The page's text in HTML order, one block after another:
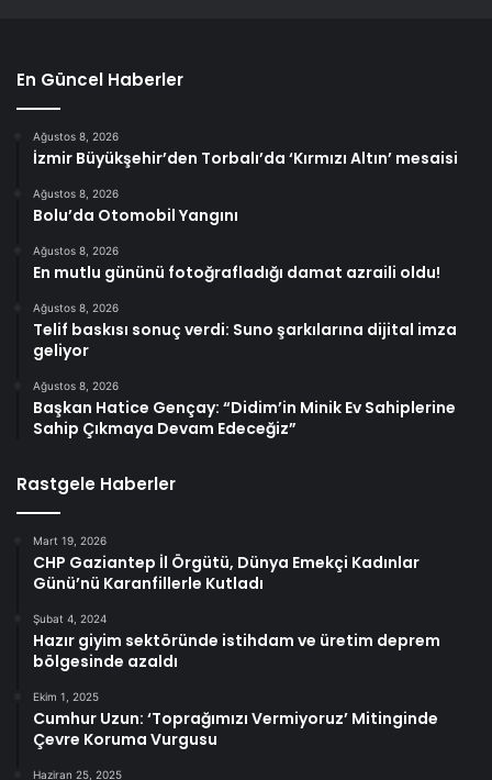
En Güncel Haberler
Ağustos 8, 2026
İzmir Büyükşehir’den Torbalı’da ‘Kırmızı Altın’ mesaisi
Ağustos 8, 2026
Bolu’da Otomobil Yangını
Ağustos 8, 2026
En mutlu gününü fotoğrafladığı damat azraili oldu!
Ağustos 8, 2026
Telif baskısı sonuç verdi: Suno şarkılarına dijital imza
geliyor
Ağustos 8, 2026
Başkan Hatice Gençay: “Didim’in Minik Ev Sahiplerine
Sahip Çıkmaya Devam Edeceğiz”
Rastgele Haberler
Mart 19, 2026
CHP Gaziantep İl Örgütü, Dünya Emekçi Kadınlar
Günü’nü Karanfillerle Kutladı
Şubat 4, 2024
Hazır giyim sektöründe istihdam ve üretim deprem
bölgesinde azaldı
Ekim 1, 2025
Cumhur Uzun: ‘Toprağımızı Vermiyoruz’ Mitinginde
Çevre Koruma Vurgusu
Haziran 25, 2025